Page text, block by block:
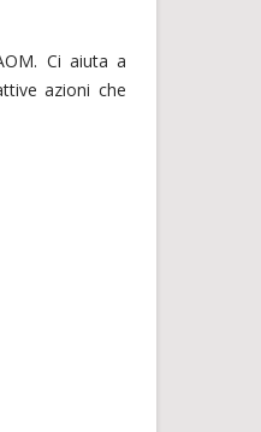
Ci aiuta a
azioni che